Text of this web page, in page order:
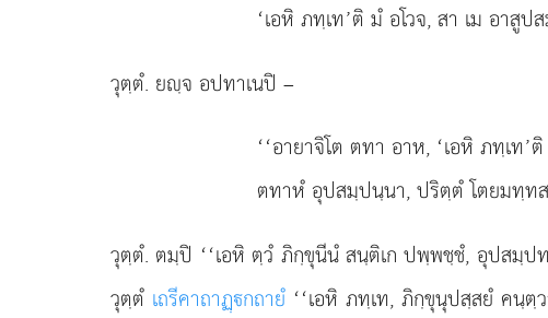
‘เอหิ ภทฺเท’ติ มํ อโวจ, สา เม อาสู
วุตฺตํ. ยฺจ อปทาเนปิ –
‘‘อายาจิโต ตทา อาห, ‘เอหิ ภทฺเท’
ตทาหํ อุปสมฺปนฺนา, ปริตฺตํ โตยมทฺท
วุตฺตํ. ตมฺปิ ‘‘เอหิ ตฺวํ ภิกฺขุนีนํ สนฺติเก ปพฺพชฺชํ, อุปส
วุตฺตํ เถรีคาถาฏฺกถายํ‘‘เอหิ ภทฺเท, ภิกฺขุนุปสฺสยํ คนฺตฺ